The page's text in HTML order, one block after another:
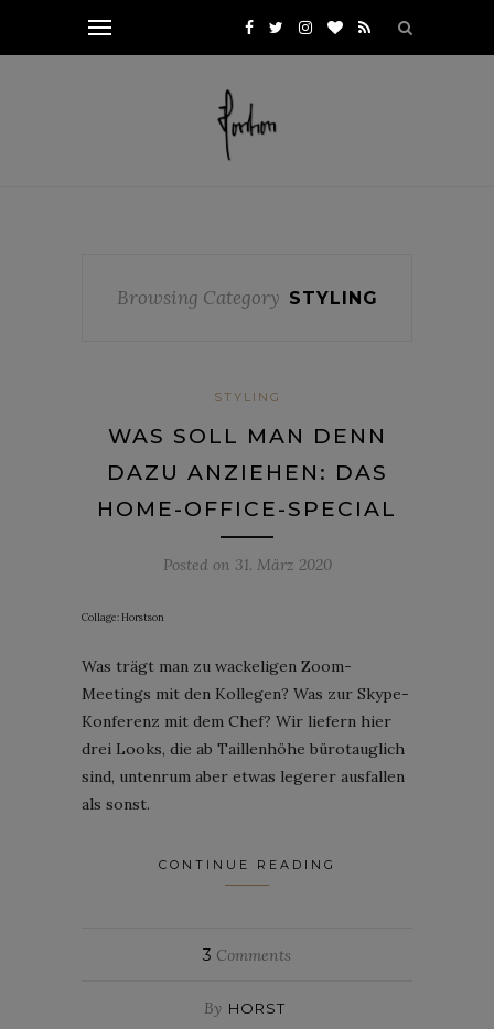
Browsing Category STYLING
STYLING
WAS SOLL MAN DENN
DAZU ANZIEHEN: DAS
HOME-OFFICE-SPECIAL
Posted on 31. März 2020
Collage: Horstson
Was trägt man zu wackeligen Zoom-
Meetings mit den Kollegen? Was zur Skype-
Konferenz mit dem Chef? Wir liefern hier
drei Looks, die ab Taillenhöhe bürotauglich
sind, untenrum aber etwas legerer ausfallen
als sonst.
CONTINUE READING
3 Comments
By HORST